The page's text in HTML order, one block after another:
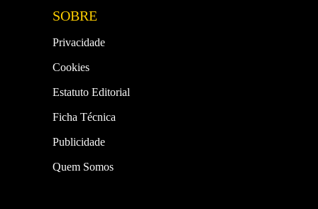
SOBRE
Privacidade
Cookies
Estatuto Editorial
Ficha Técnica
Publicidade
Quem Somos